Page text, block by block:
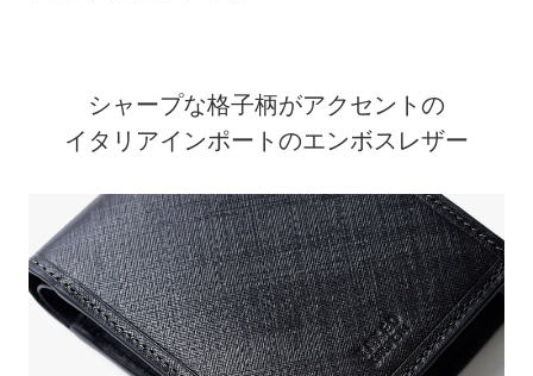
シャープな格子柄がアクセントの
イタリアインポートのエンボスレザー